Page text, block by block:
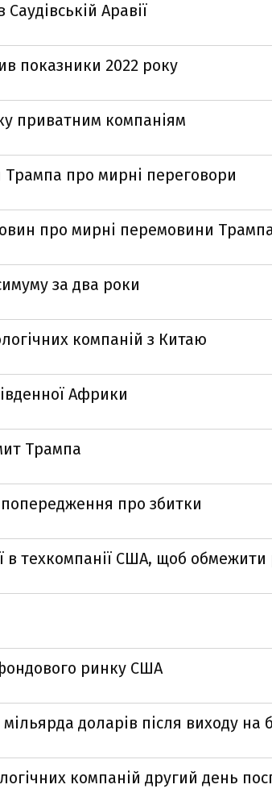
Аравії
показники 2022 року
приватним компаніям
Трампа про мирні переговори
про мирні перемовини
за два роки
компаній з Китаю
Африки
Трампа
попередження про збитки
в техкомпанії США, щоб обмежити
ринку США
доларів після виходу на
компаній другий день